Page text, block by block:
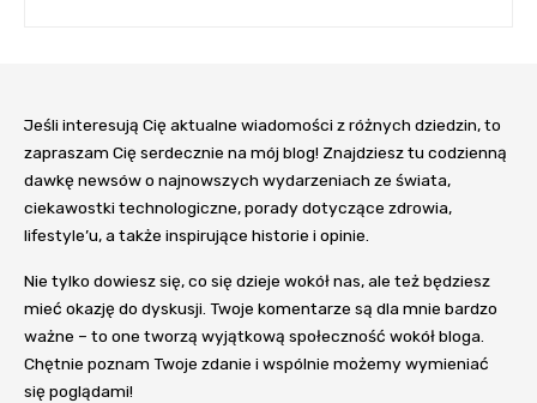
Jeśli interesują Cię aktualne wiadomości z różnych dziedzin, to
zapraszam Cię serdecznie na mój blog! Znajdziesz tu codzienną
dawkę newsów o najnowszych wydarzeniach ze świata,
ciekawostki technologiczne, porady dotyczące zdrowia,
lifestyle’u, a także inspirujące historie i opinie.
Nie tylko dowiesz się, co się dzieje wokół nas, ale też będziesz
mieć okazję do dyskusji. Twoje komentarze są dla mnie bardzo
ważne – to one tworzą wyjątkową społeczność wokół bloga.
Chętnie poznam Twoje zdanie i wspólnie możemy wymieniać
się poglądami!